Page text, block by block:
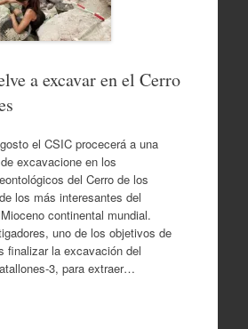
a excavar en el Cerro
el CSIC procecerá a una
excavacione en los
del Cerro de los
los más interesantes del
continental mundial.
uno de los objetivos de
finalizar la excavación del
para extraer…